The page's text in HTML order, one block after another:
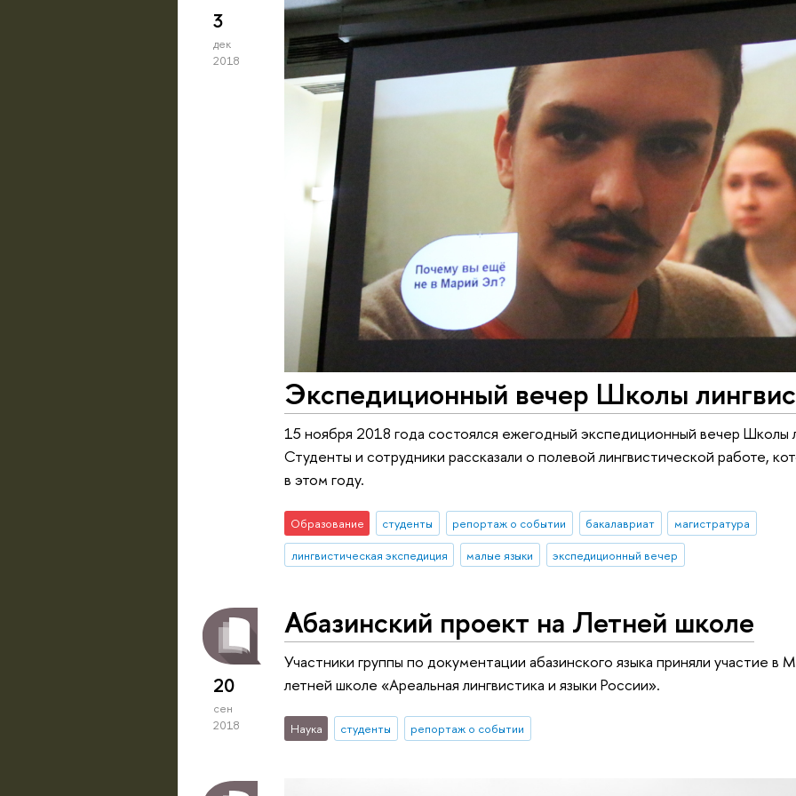
3
дек
2018
Экспедиционный вечер Школы
15 ноября 2018 года состоялся ежегодный экспедиционный вечер Школы
Студенты и сотрудники рассказали о полевой лингвистической работе,
в этом году.
Образование студенты репортаж о событии бакалавриат
магистратура
лингвистическая экспедиция
малые языки экспедиционный вечер
20
сен
2018
Абазинский проект на Летней школе
Участники группы по документации абазинского языка приняли участие в
летней школе «Ареальная лингвистика и языки России».
Наука студенты репортаж о событии